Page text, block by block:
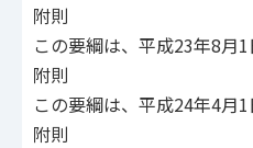
附則
この要綱は、平成23年8月1
附則
この要綱は、平成24年4月1
附則